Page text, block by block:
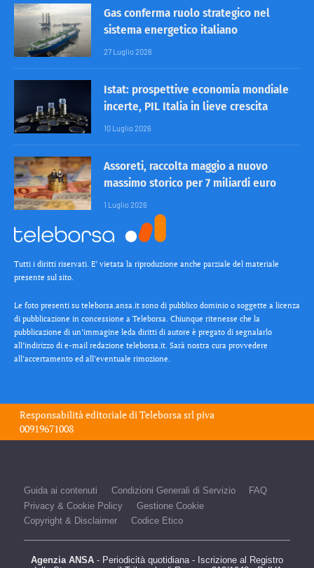
Gas conferma ruolo strategico nel
sistema energetico italiano
27 Luglio 2026
Istat: prospettive economia mondiale
incerte, PIL Italia in lieve crescita
10 Luglio 2026
Assoreti, raccolta maggio a nuovo
massimo storico per 7 miliardi euro
1 Luglio 2026
Tutti i diritti riservati. E’ vietata la riproduzione anche parziale del materiale
presente sul sito.
Le foto presenti su teleborsa.ansa.it sono di pubblico dominio o soggette a licenza
di pubblicazione in concessione a Teleborsa. Chiunque ritenesse che la
pubblicazione di un’immagine leda diritti di autore è pregato di segnalarlo
all’indirizzo di e-mail redazione teleborsa.it. Sarà nostra cura provvedere
all’accertamento ed all’eventuale rimozione.
Responsabilità editoriale diTeleborsa srlpiva
00919671008
Guida ai contenuti Condizioni Generali di Servizio
FAQ
Privacy & Cookie Policy
Gestione Cookie
Copyright & Disclaimer
Codice Etico
Agenzia ANSA - Periodicità quotidiana - Iscrizione al Registro